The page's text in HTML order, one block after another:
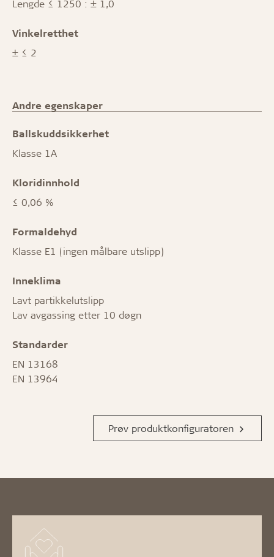
Lengde ≤ 1250 : ± 1,0
Vinkelretthet
± ≤ 2
Andre egenskaper
Ballskuddsikkerhet
Klasse 1A
Kloridinnhold
≤ 0,06 %
Formaldehyd
Klasse E1 (ingen målbare utslipp)
Inneklima
Lavt partikkelutslipp
Lav avgassing etter 10 døgn
Standarder
EN 13168
EN 13964
Prøv produktkonfiguratoren